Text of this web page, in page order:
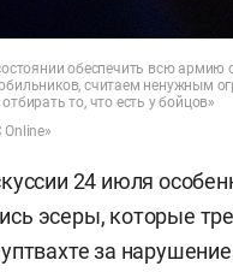
обеспечить всю армию
считаем ненужным
то, что есть у бойцов»
24 июля
эсеры, которые
за